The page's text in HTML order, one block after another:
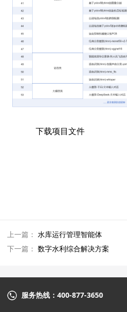
下载项目文件
上一篇：水库运行管理智能体
下一篇：数字水利综合解决方案
服务热线：400-877-3650